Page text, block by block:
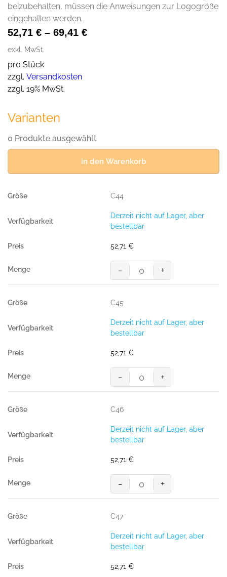
beizubehalten, müssen die Anweisungen zur Logogröße
eingehalten werden.
52,71 € – 69,41 €
exkl. MwSt.
pro Stück
zzgl. Versandkosten
zzgl. 19% MwSt.
Varianten
0 Produkte ausgewählt
in den Warenkorb
C44
Derzeit nicht auf Lager, aber
bestellbar
52,71 €
MASCOT® PISA SHORTS
Menge
- +
C45
Derzeit nicht auf Lager, aber
bestellbar
52,71 €
MASCOT® PISA SHORTS
Menge
- +
C46
Derzeit nicht auf Lager, aber
bestellbar
52,71 €
MASCOT® PISA SHORTS
Menge
- +
C47
Derzeit nicht auf Lager, aber
bestellbar
52,71 €